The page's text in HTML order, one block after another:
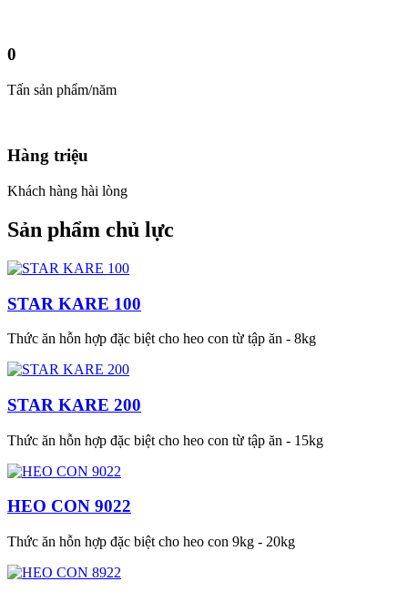
0
Tấn sản phẩm/năm
Hàng triệu
Khách hàng hài lòng
Sản phẩm chủ lực
STAR KARE 100
Thức ăn hỗn hợp đặc biệt cho heo con từ tập ăn - 8kg
STAR KARE 200
Thức ăn hỗn hợp đặc biệt cho heo con từ tập ăn - 15kg
HEO CON 9022
Thức ăn hỗn hợp đặc biệt cho heo con 9kg - 20kg